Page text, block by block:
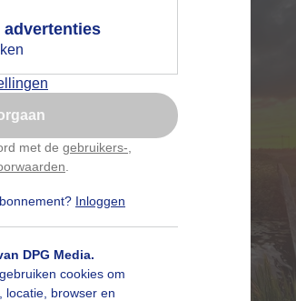
met de gebruikers-
Inloggen
DPG Media.
cookies om
locatie, browser en
deze toestemming
wordt.
de popup
later
niet elke dag deze pop-up
aan te passen